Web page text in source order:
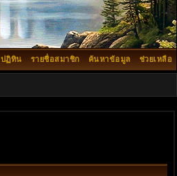
ช่วยเหลือ
ค้นหาข้อมูล
รายชื่อสมาชิก
ปฏิทิน